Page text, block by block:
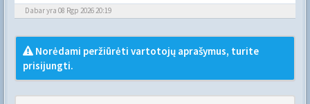
Dabar yra 08 Rgp 2026 20:19
Norėdami peržiūrėti vartotojų aprašymus, turite
prisijungti.